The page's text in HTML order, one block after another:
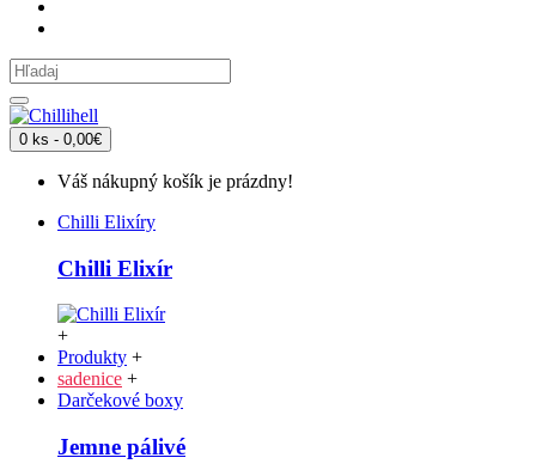
0 ks - 0,00€
Váš nákupný košík je prázdny!
Chilli Elixíry
Chilli Elixír
+
Produkty +
sadenice +
Darčekové boxy
Jemne pálivé